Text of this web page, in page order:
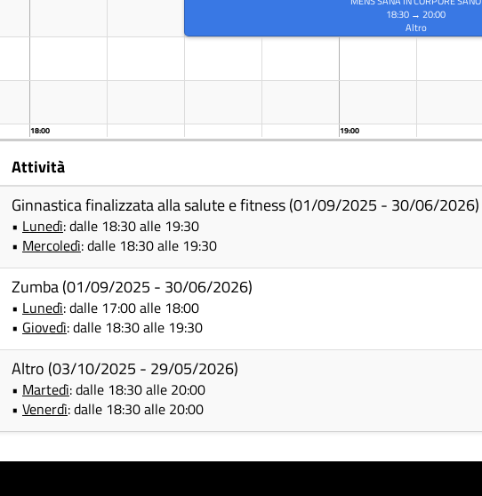
18:30 → 20:00
Altro
18:00 19:00
Attività
Ginnastica finalizzata alla salute e fitness (01/09/2025 - 30/06/2026)
• Lunedì: dalle 18:30 alle 19:30
• Mercoledì: dalle 18:30 alle 19:30
Zumba (01/09/2025 - 30/06/2026)
• Lunedì: dalle 17:00 alle 18:00
• Giovedì: dalle 18:30 alle 19:30
Altro (03/10/2025 - 29/05/2026)
• Martedì: dalle 18:30 alle 20:00
• Venerdì: dalle 18:30 alle 20:00